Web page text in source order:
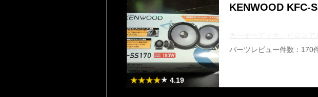
4.19
KENWOOD KFC-
パーツレビュー件数：170